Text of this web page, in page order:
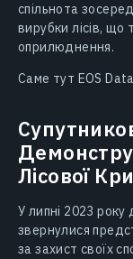
спільнота
вирубки лісів,
оприлюднення.
Саме тут EOS
Лісової
У липні 2023
звернулися
за захист своїх